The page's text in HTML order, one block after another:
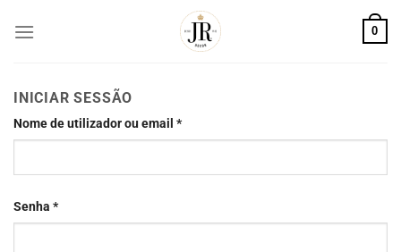
0
INICIAR SESSÃO
Nome de utilizador ou email *
Senha *